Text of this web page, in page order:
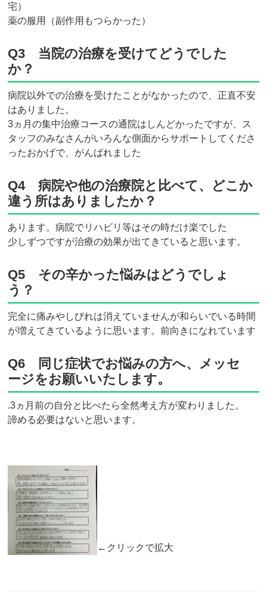
宅）
薬の服用（副作用もつらかった）
Q3 当院の治療を受けてどうでした
か？
病院以外での治療を受けたことがなかったので、正直不安
はありました。
3ヵ月の集中治療コースの通院はしんどかったですが、ス
タッフのみなさんがいろんな側面からサポートしてくださ
ったおかげで、がんばれました
Q4 病院や他の治療院と比べて、どこか
違う所はありましたか？
あります。病院でリハビリ等はその時だけ楽でした
少しずつですが治療の効果が出てきていると思います。
Q5 その辛かった悩みはどうでしょ
う？
完全に痛みやしびれは消えていませんが和らいでいる時間
が増えてきているように思います。前向きになれています
Q6 同じ症状でお悩みの方へ、メッセ
ージをお願いいたします。
.3ヵ月前の自分と比べたら全然考え方が変わりました。
諦める必要はないと思います。
←クリックで拡大